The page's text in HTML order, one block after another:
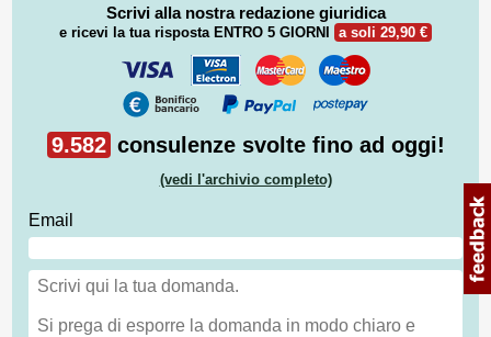
Scrivi alla nostra redazione giuridica
e ricevi la tua risposta ENTRO 5 GIORNI a soli 29,90 €
9.582 consulenze svolte fino ad oggi!
(vedi l'archivio completo)
Email